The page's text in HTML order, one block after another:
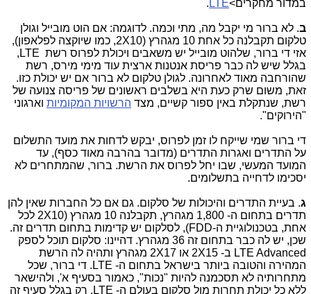
במדור מחקרים>LTE
.
ב. לא ברור מי יקבל מה, מתי וכמה. לדוגמה: אם הוט מובייל וגולן
טלקום תקבלנה כל אחת 10 מגהרץ (
2X10, כמו שיוקצה לפלאפון),
אזי די ברור, שלהוט מובייל יש משאבים ויכולת לפרוס רשת LTE
,
בגלל שיש לה כבר פריסת אנטנות ארצית עוד מימי מירס, רשת
שהורחבה מאוד לאחרונה. לגולן טלקום לא ברור אם יש יכולת כזו.
זאת, משום שרק כעת היא בשלבים ראשונים של פריסה צנועה של
רשת, שנתקלת באין ספור קשיים, מצד הרשויות המקומיות וארגוני
"הירוקים".
די ברור שמי שייקח לו זמן לפרוס, יבקש לדחות את מועד התשלום
על התדרים ואגרות התדרים (מדובר בהרבה מאוד כסף), עד
המועד המעשי, שבו יחל לפרוס את הרשת. ברור, שהמתחרים לא
יסכימו לדחייה בתשלומים.
ג. בעיית התדרים והיכולות של סלקום. גם אם כל החברות שאין להן
תדרים בתחום ה- 1,800 מגהרץ, תקבלנה 10 מגהרץ (
2X10 לכל
אחת, בטכנולוגיית ה-FDD), לסלקום יש קדימות בתחום תדרים זה.
שכן, יש לה כבר בתחום זה 36 מגהרץ. דהיינו: סלקום תוכל לספק
LTE Advanced ב- 2X15
או 2X17 מגהרץ ותהיה לה הרשת
המהירה והטובה ביותר בישראל בתחום ה- LTE . די ברור, שכל
מתחרותיה לא תסכמנה להיות "נכות", כאמור בסעיף א', ולהישאר
ללא כל יכולת תחרות מול סלקום בעולם ה- LTE . רק בגלל סעיף זה